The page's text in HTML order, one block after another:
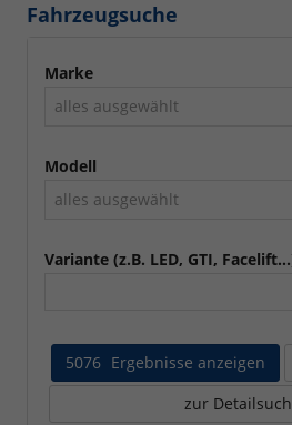
Fahrzeugsuche
Marke
alles ausgewählt
Modell
alles ausgewählt
Variante (z.B. LED, GTI,
5076 Ergebnisse anzeigen
zur